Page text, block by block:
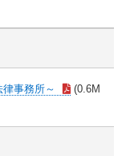
事務所～
(0.6M